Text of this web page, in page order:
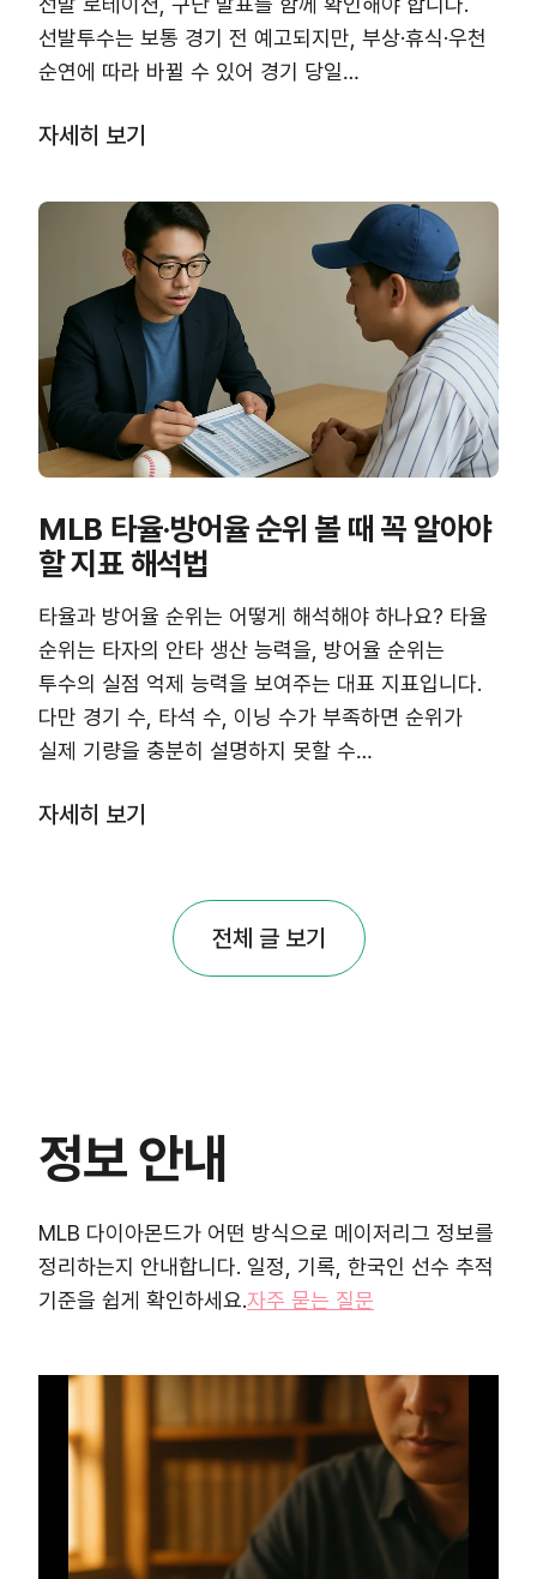
선발투수는 보통 경기 전 예고되지만, 부상·휴식·우천
순연에 따라 바뀔 수 있어 경기 당일…
자세히 보기
MLB 타율·방어율 순위 볼 때 꼭 알아야
할 지표 해석법
타율과 방어율 순위는 어떻게 해석해야 하나요? 타율
순위는 타자의 안타 생산 능력을, 방어율 순위는
투수의 실점 억제 능력을 보여주는 대표 지표입니다.
다만 경기 수, 타석 수, 이닝 수가 부족하면 순위가
실제 기량을 충분히 설명하지 못할 수…
자세히 보기
전체 글 보기
정보 안내
MLB 다이아몬드가 어떤 방식으로 메이저리그 정보를
정리하는지 안내합니다. 일정, 기록, 한국인 선수 추적
기준을 쉽게 확인하세요.자주 묻는 질문